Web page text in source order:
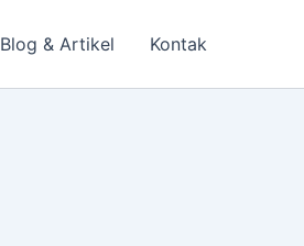
Blog & Artikel Kontak